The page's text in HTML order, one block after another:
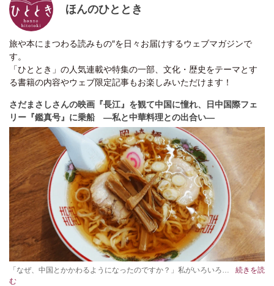
ほんのひととき
旅や本にまつわる読みもの″を日々お届けするウェブマガジンで
す。
「ひととき」の人気連載や特集の一部、文化・歴史をテーマとす
る書籍の内容やウェブ限定記事もお楽しみいただけます！
さだまさしさんの映画『長江』を観て中国に憧れ、日中国際フェ
リー『鑑真号』に乗船 ―私と中華料理との出合い―
「なぜ、中国とかかわるようになったのですか？」私がいろいろ…
続きを読
む